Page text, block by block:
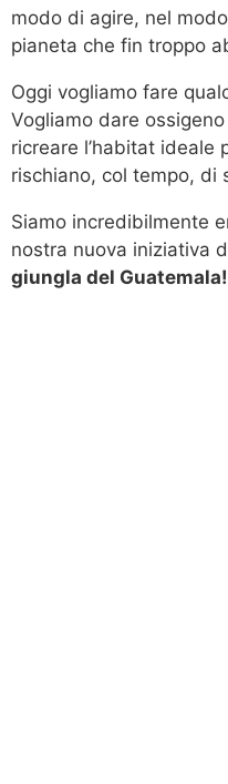
modo di agire, nel
pianeta che fin troppo
Oggi vogliamo fare
Vogliamo dare
ricreare l’habitat ideale
rischiano, col tempo, di
Siamo incredibilmente
nostra nuova iniziativa
giungla del Guatemala!